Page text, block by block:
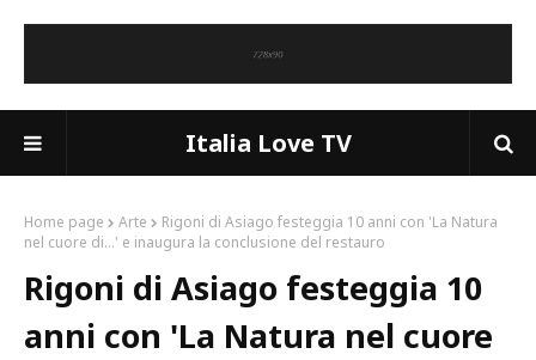
Italia Love TV
Home page Arte
Rigoni di Asiago festeggia 10 anni con 'La Natura
nel cuore di...' e inaugura la conclusione del restauro
Rigoni di Asiago festeggia 10
anni con 'La Natura nel cuore